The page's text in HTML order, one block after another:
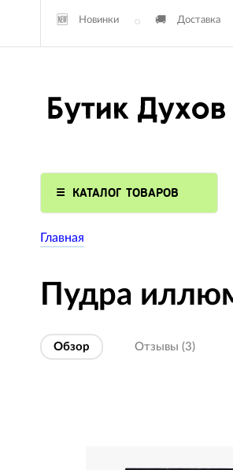
Новинки Доставка
КАТАЛОГ ТОВАРОВ
Главная
Пудра
Обзор Отзывы (3)